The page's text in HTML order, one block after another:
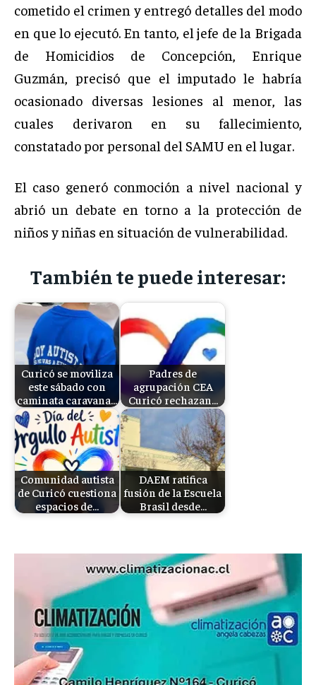
cometido el crimen y entregó detalles del modo
en que lo ejecutó. En tanto, el jefe de la Brigada
de Homicidios de Concepción, Enrique
Guzmán, precisó que el imputado le habría
ocasionado diversas lesiones al menor, las
cuales derivaron en su fallecimiento,
constatado por personal del SAMU en el lugar.
El caso generó conmoción a nivel nacional y
abrió un debate en torno a la protección de
niños y niñas en situación de vulnerabilidad.
También te puede interesar:
Curicó se moviliza
este sábado con
caminata caravana…
Padres de
agrupación CEA
Curicó rechazan…
Comunidad autista
de Curicó cuestiona
espacios de…
DAEM ratifica
fusión de la Escuela
Brasil desde…